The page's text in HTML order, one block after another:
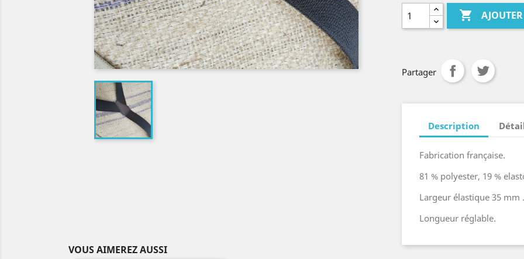

Partager
Description
Fabrication française.
81 % polyester, 19 %
Largeur élastique 35 mm .
Longueur réglable.
VOUS AIMEREZ AUSSI